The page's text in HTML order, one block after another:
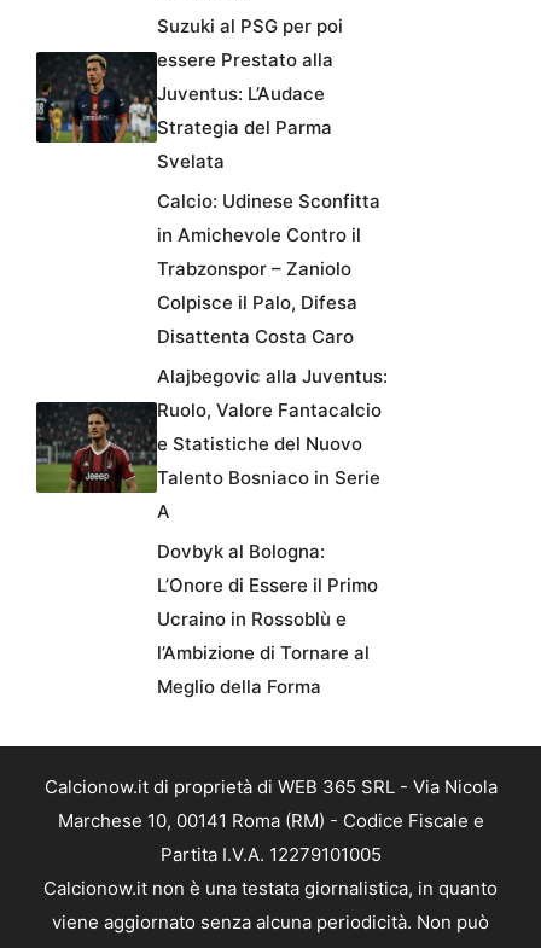
Suzuki al PSG per poi
essere Prestato alla
Juventus: L’Audace
Strategia del Parma
Svelata
Calcio: Udinese Sconfitta
in Amichevole Contro il
Trabzonspor – Zaniolo
Colpisce il Palo, Difesa
Disattenta Costa Caro
Alajbegovic alla Juventus:
Ruolo, Valore Fantacalcio
e Statistiche del Nuovo
Talento Bosniaco in Serie
A
Dovbyk al Bologna:
L’Onore di Essere il Primo
Ucraino in Rossoblù e
l’Ambizione di Tornare al
Meglio della Forma
Calcionow.it di proprietà di WEB 365 SRL - Via Nicola
Marchese 10, 00141 Roma (RM) - Codice Fiscale e
Partita I.V.A. 12279101005
Calcionow.it non è una testata giornalistica, in quanto
viene aggiornato senza alcuna periodicità. Non può